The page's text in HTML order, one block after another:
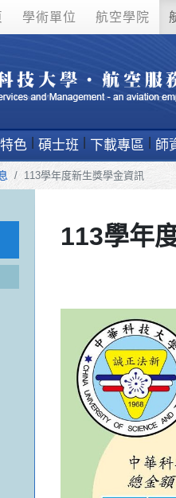
學術單位 航空學院
色 碩士班 下載專區 師
113學年度新生獎學金資訊
113學年